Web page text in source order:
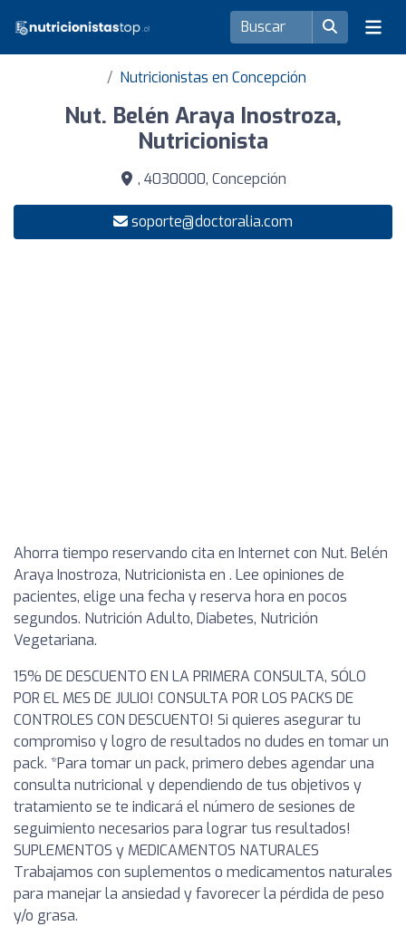
Nutricionistas en Concepción
Nut. Belén Araya Inostroza,
Nutricionista
, 4030000, Concepción
soporte@doctoralia.com
Ahorra tiempo reservando cita en Internet con Nut. Belén
Araya Inostroza, Nutricionista en . Lee opiniones de
pacientes, elige una fecha y reserva hora en pocos
segundos. Nutrición Adulto, Diabetes, Nutrición
Vegetariana.
15% DE DESCUENTO EN LA PRIMERA CONSULTA, SÓLO
POR EL MES DE JULIO! CONSULTA POR LOS PACKS DE
CONTROLES CON DESCUENTO! Si quieres asegurar tu
compromiso y logro de resultados no dudes en tomar un
pack. *Para tomar un pack, primero debes agendar una
consulta nutricional y dependiendo de tus objetivos y
tratamiento se te indicará el número de sesiones de
seguimiento necesarios para lograr tus resultados!
SUPLEMENTOS y MEDICAMENTOS NATURALES
Trabajamos con suplementos o medicamentos naturales
para manejar la ansiedad y favorecer la pérdida de peso
y/o grasa.